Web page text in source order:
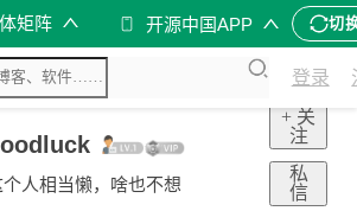
矩阵 开源中国APP 切
登录
个人相当懒，啥也不想
+ 关
注
私
信